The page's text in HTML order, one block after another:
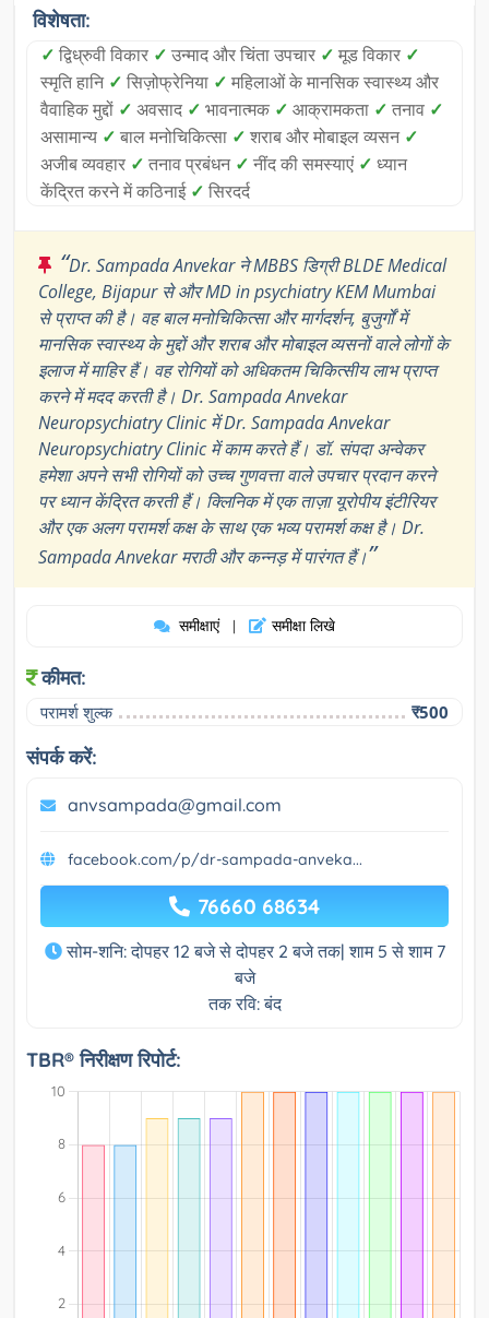
विशेषता:
✓ द्विध्रुवी विकार ✓ उन्माद और चिंता उपचार ✓ मूड विकार ✓
स्मृति हानि ✓ सिज़ोफ्रेनिया ✓ महिलाओं के मानसिक स्वास्थ्य और
वैवाहिक मुद्दों ✓ अवसाद ✓ भावनात्मक ✓ आक्रामकता ✓ तनाव ✓
असामान्य ✓ बाल मनोचिकित्सा ✓ शराब और मोबाइल व्यसन ✓
अजीब व्यवहार ✓ तनाव प्रबंधन ✓ नींद की समस्याएं ✓ ध्यान
केंद्रित करने में कठिनाई ✓ सिरदर्द
“Dr. Sampada Anvekar ने MBBS डिग्री BLDE Medical
College, Bijapur से और MD in psychiatry KEM Mumbai
से प्राप्त की है। वह बाल मनोचिकित्सा और मार्गदर्शन, बुजुर्गों में
मानसिक स्वास्थ्य के मुद्दों और शराब और मोबाइल व्यसनों वाले लोगों के
इलाज में माहिर हैं। वह रोगियों को अधिकतम चिकित्सीय लाभ प्राप्त
करने में मदद करती है। Dr. Sampada Anvekar
Neuropsychiatry Clinic में Dr. Sampada Anvekar
Neuropsychiatry Clinic में काम करते हैं। डॉ. संपदा अन्वेकर
हमेशा अपने सभी रोगियों को उच्च गुणवत्ता वाले उपचार प्रदान करने
पर ध्यान केंद्रित करती हैं। क्लिनिक में एक ताज़ा यूरोपीय इंटीरियर
और एक अलग परामर्श कक्ष के साथ एक भव्य परामर्श कक्ष है। Dr.
Sampada Anvekar मराठी और कन्नड़ में पारंगत हैं।”
समीक्षाएं | समीक्षा लिखे
कीमत:
परामर्श शुल्क ₹500
संपर्क करें:
anvsampada@gmail.com
facebook.com/p/dr-sampada-anveka...
76660 68634
सोम-शनि: दोपहर 12 बजे से दोपहर 2 बजे तक| शाम 5 से शाम 7
बजे
तक रवि: बंद
TBR® निरीक्षण रिपोर्ट: